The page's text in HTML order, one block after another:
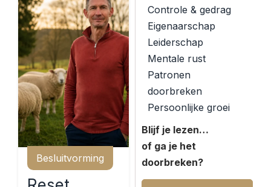
Controle & gedrag
Eigenaarschap
Leiderschap
Mentale rust
Patronen
doorbreken
Persoonlijke groei
Blijf je lezen…
of ga je het
doorbreken?
Besluitvorming